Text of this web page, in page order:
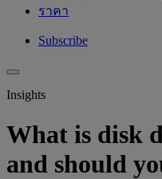
ราคา
Subscribe
Insights
What is disk
and should